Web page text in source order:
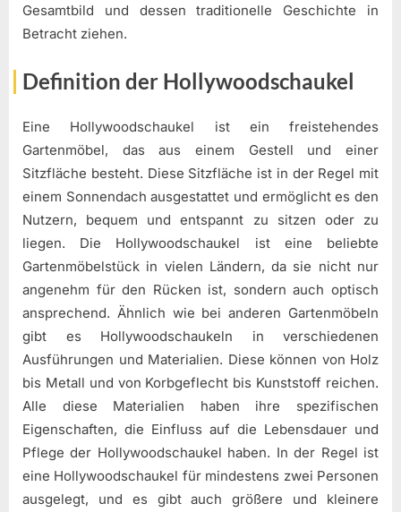
Gesamtbild und dessen traditionelle Geschichte in
Betracht ziehen.
Definition der Hollywoodschaukel
Eine Hollywoodschaukel ist ein freistehendes
Gartenmöbel, das aus einem Gestell und einer
Sitzfläche besteht. Diese Sitzfläche ist in der Regel mit
einem Sonnendach ausgestattet und ermöglicht es den
Nutzern, bequem und entspannt zu sitzen oder zu
liegen. Die Hollywoodschaukel ist eine beliebte
Gartenmöbelstück in vielen Ländern, da sie nicht nur
angenehm für den Rücken ist, sondern auch optisch
ansprechend. Ähnlich wie bei anderen Gartenmöbeln
gibt es Hollywoodschaukeln in verschiedenen
Ausführungen und Materialien. Diese können von Holz
bis Metall und von Korbgeflecht bis Kunststoff reichen.
Alle diese Materialien haben ihre spezifischen
Eigenschaften, die Einfluss auf die Lebensdauer und
Pflege der Hollywoodschaukel haben. In der Regel ist
eine Hollywoodschaukel für mindestens zwei Personen
ausgelegt, und es gibt auch größere und kleinere